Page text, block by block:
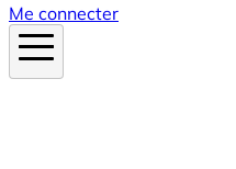
Me connecter